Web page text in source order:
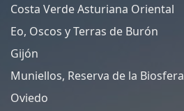
Costa Verde Asturiana Oriental
Eo, Oscos y Terras de Burón
Gijón
Muniellos, Reserva de la Biosfera
Oviedo